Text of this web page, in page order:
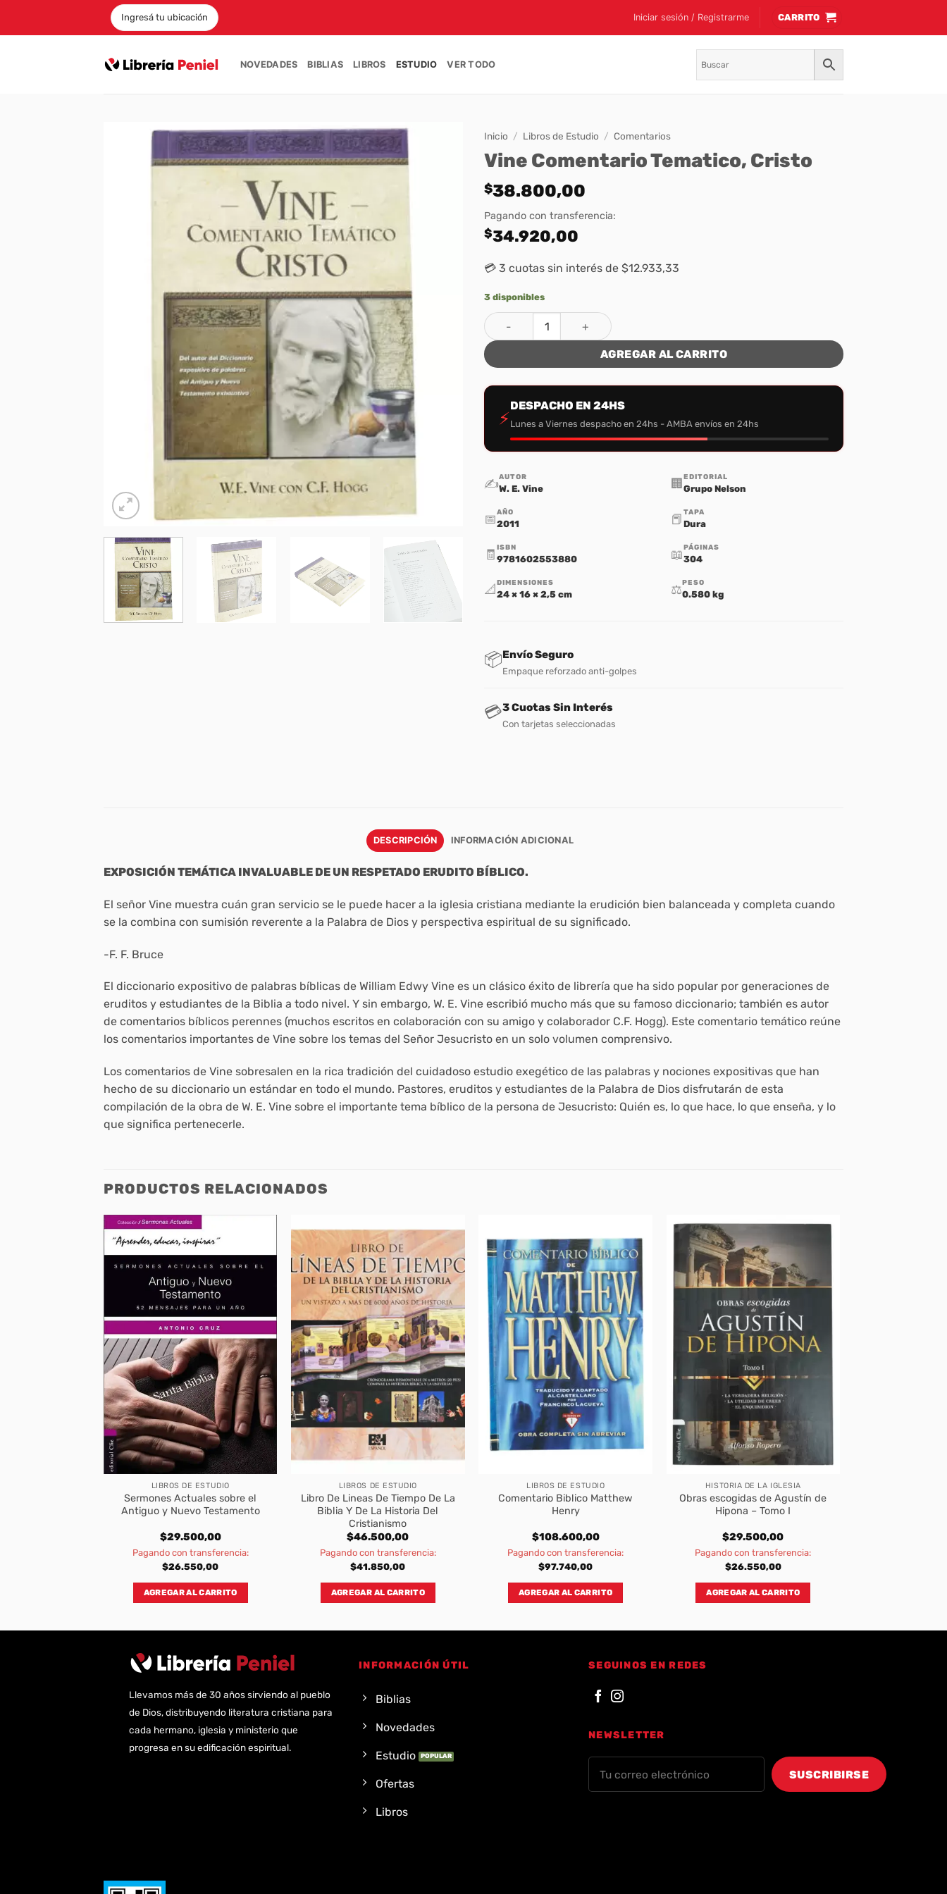
Ingresá tu ubicación Iniciar sesión / Registrarme CARRITO
NOVEDADES BIBLIAS LIBROS ESTUDIO VER TODO
Inicio / Libros de Estudio / Comentarios
Vine Comentario Tematico, Cristo
$38.800,00
Pagando con transferencia:
$34.920,00
💳 3 cuotas sin interés de $12.933,33
3 disponibles
Vine Comentario Tematico, Cristo cantidad
AGREGAR AL CARRITO
⚡
DESPACHO EN 24HS
Lunes a Viernes despacho en 24hs - AMBA envíos en 24hs
✍️AUTOR
W. E. Vine 🏢 EDITORIAL
Grupo Nelson
📅AÑO
2011 📕 TAPA
Dura
🧾 ISBN
9781602553880 📖PÁGINAS
304
📐 DIMENSIONES
24 × 16 × 2,5 cm ⚖️PESO
0.580 kg
📦Envío Seguro
Empaque reforzado anti-golpes
💳3 Cuotas Sin Interés
Con tarjetas seleccionadas
DESCRIPCIÓN INFORMACIÓN ADICIONAL
EXPOSICIÓN TEMÁTICA INVALUABLE DE UN RESPETADO ERUDITO BÍBLICO.
El señor Vine muestra cuán gran servicio se le puede hacer a la iglesia cristiana mediante la erudición bien balanceada y completa cuando
se la combina con sumisión reverente a la Palabra de Dios y perspectiva espiritual de su significado.
-F. F. Bruce
El diccionario expositivo de palabras bíblicas de William Edwy Vine es un clásico éxito de librería que ha sido popular por generaciones de
eruditos y estudiantes de la Biblia a todo nivel. Y sin embargo, W. E. Vine escribió mucho más que su famoso diccionario; también es autor
de comentarios bíblicos perennes (muchos escritos en colaboración con su amigo y colaborador C.F. Hogg). Este comentario temático reúne
los comentarios importantes de Vine sobre los temas del Señor Jesucristo en un solo volumen comprensivo.
Los comentarios de Vine sobresalen en la rica tradición del cuidadoso estudio exegético de las palabras y nociones expositivas que han
hecho de su diccionario un estándar en todo el mundo. Pastores, eruditos y estudiantes de la Palabra de Dios disfrutarán de esta
compilación de la obra de W. E. Vine sobre el importante tema bíblico de la persona de Jesucristo: Quién es, lo que hace, lo que enseña, y lo
que significa pertenecerle.
PRODUCTOS RELACIONADOS
LIBROS DE ESTUDIO
Sermones Actuales sobre el
Antiguo y Nuevo Testamento
$29.500,00
Pagando con transferencia:
$26.550,00
AGREGAR AL CARRITO
LIBROS DE ESTUDIO
Libro De Lineas De Tiempo De La
Biblia Y De La Historia Del
Cristianismo
$46.500,00
Pagando con transferencia:
$41.850,00
AGREGAR AL CARRITO
LIBROS DE ESTUDIO
Comentario Biblico Matthew
Henry
$108.600,00
Pagando con transferencia:
$97.740,00
AGREGAR AL CARRITO
HISTORIA DE LA IGLESIA
Obras escogidas de Agustín de
Hipona – Tomo I
$29.500,00
Pagando con transferencia:
$26.550,00
AGREGAR AL CARRITO
Llevamos más de 30 años sirviendo al pueblo
de Dios, distribuyendo literatura cristiana para
cada hermano, iglesia y ministerio que
progresa en su edificación espiritual.
INFORMACIÓN ÚTIL
Biblias
Novedades
Estudio
Ofertas
Libros
SEGUINOS EN REDES
NEWSLETTER